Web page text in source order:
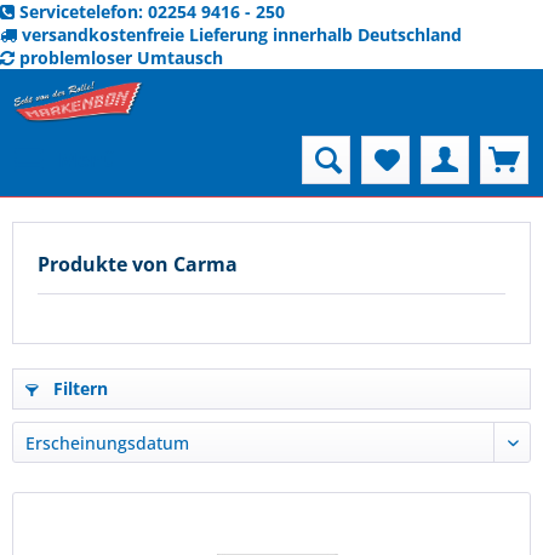
Servicetelefon: 02254 9416 - 250
versandkostenfreie Lieferung innerhalb Deutschland
problemloser Umtausch
Produkte von Carma
Filtern